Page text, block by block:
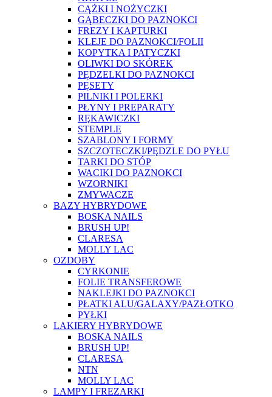
CĄŻKI I NOŻYCZKI
GĄBECZKI DO PAZNOKCI
FREZY I KAPTURKI
KLEJE DO PAZNOKCI/FOLII
KOPYTKA I PATYCZKI
OLIWKI DO SKÓREK
PĘDZELKI DO PAZNOKCI
PĘSETY
PILNIKI I POLERKI
PŁYNY I PREPARATY
RĘKAWICZKI
STEMPLE
SZABLONY I FORMY
SZCZOTECZKI/PĘDZLE DO PYŁU
TARKI DO STÓP
WACIKI DO PAZNOKCI
WZORNIKI
ZMYWACZE
BAZY HYBRYDOWE
BOSKA NAILS
BRUSH UP!
CLARESA
MOLLY LAC
OZDOBY
CYRKONIE
FOLIE TRANSFEROWE
NAKLEJKI DO PAZNOKCI
PŁATKI ALU/GALAXY/PAZŁOTKO
PYŁKI
LAKIERY HYBRYDOWE
BOSKA NAILS
BRUSH UP!
CLARESA
NTN
MOLLY LAC
LAMPY I FREZARKI